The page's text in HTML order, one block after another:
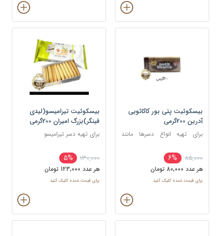
بیسکوئیت پتی بور کاکائویی
آدرین 200گرمی
برای تهیه انواع دسرها مانند
یخچالی
85,000
6%
هر عدد 80,000 تومان
برای قیمت عمده کلیک کنید
بیسکوئیت تیرامیسو(لیدی
فینگر)بزرگ امیران 200گرمی
برای تهیه دسر تیرامیسو
130,000
5%
هر عدد 123,000 تومان
برای قیمت عمده کلیک کنید